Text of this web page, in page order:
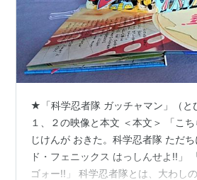
★「科学忍者隊 ガッチャマン」（と
１、２の映像と本文 ＜本文＞ 「こ
じけんが おきた。科学忍者隊 ただ
ド・フェニックス はっしんせよ!!」
ゴォー!!」 科学忍者隊とは、大わし